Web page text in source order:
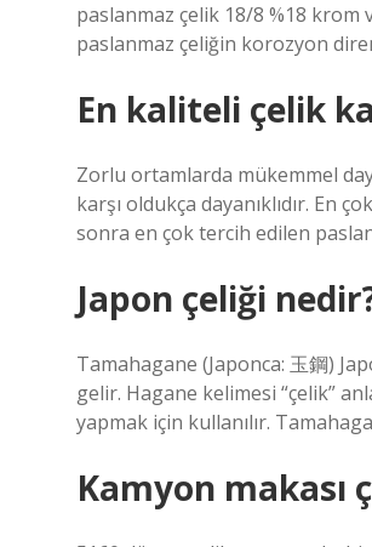
paslanmaz çelik 18/8 %18 krom
paslanmaz çeliğin korozyon
En kaliteli çelik
Zorlu ortamlarda mükemmel
karşı oldukça dayanıklıdır. En
sonra en çok tercih edilen
Japon çeliği
Tamahagane (Japonca: 玉鋼)
gelir. Hagane kelimesi “çelik”
yapmak için kullanılır.
Kamyon makası